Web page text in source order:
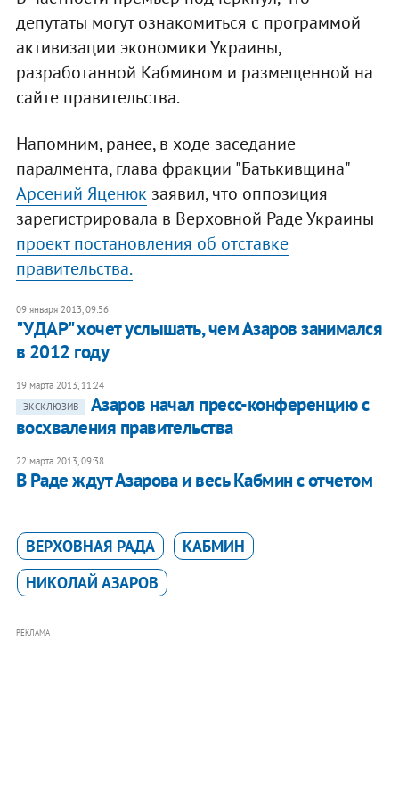
депутаты могут ознакомиться с программой
активизации экономики Украины,
разработанной Кабмином и размещенной на
сайте правительства.
Напомним, ранее, в ходе заседание
паралмента, глава фракции "Батькивщина"
Арсений Яценюк заявил, что оппозиция
зарегистрировала в Верховной Раде Украины
проект постановления об отставке
правительства.
09 января 2013, 09:56
"УДАР" хочет услышать, чем Азаров занимался
в 2012 году
19 марта 2013, 11:24
ЭКСКЛЮЗИВ
Азаров начал пресс-конференцию с
восхваления правительства
22 марта 2013, 09:38
В Раде ждут Азарова и весь Кабмин с отчетом
ВЕРХОВНАЯ РАДА
КАБМИН
НИКОЛАЙ АЗАРОВ
РЕКЛАМА